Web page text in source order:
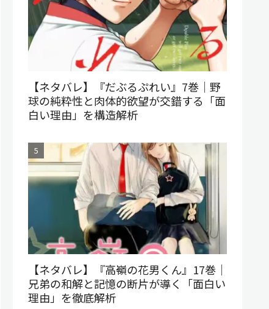
【ネタバレ】『だぶるぷれい』7巻｜野
球の純粋性と肉体的欲望が交錯する「面
白い理由」を構造解析
【ネタバレ】『高嶺の花男くん』17巻｜
兄弟の和解と記憶の断片が導く「面白い
理由」を徹底解析